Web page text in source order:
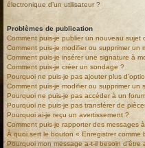
électronique d’un utilisateur ?
Problèmes de publication
Comment puis-je publier un nouveau sujet
Comment puis-je modifier ou supprimer un
Comment puis-je insérer une signature à
Comment puis-je créer un sondage ?
Pourquoi ne puis-je pas ajouter plus
Comment puis-je modifier ou supprimer un
Pourquoi ne puis-je pas accéder à un
Pourquoi ne puis-je pas transférer de
Pourquoi ai-je reçu un avertissement ?
Comment puis-je rapporter des messages
À quoi sert le bouton « Enregistrer comme
Pourquoi mon message a-t-il besoin d’être